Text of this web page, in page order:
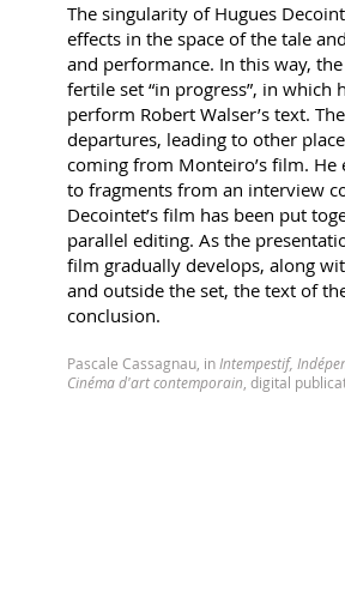
The singularity of Hugues
effects in the space of the tale
and performance. In this way,
fertile set “in progress”, in which
perform Robert Walser’s text.
departures, leading to other
coming from Monteiro’s film.
to fragments from an interview
Decointet’s film has been put
parallel editing. As the
film gradually develops, along
and outside the set, the text of
conclusion.
Pascale Cassagnau, in Intempestif,
Cinéma d'art contemporain , digital